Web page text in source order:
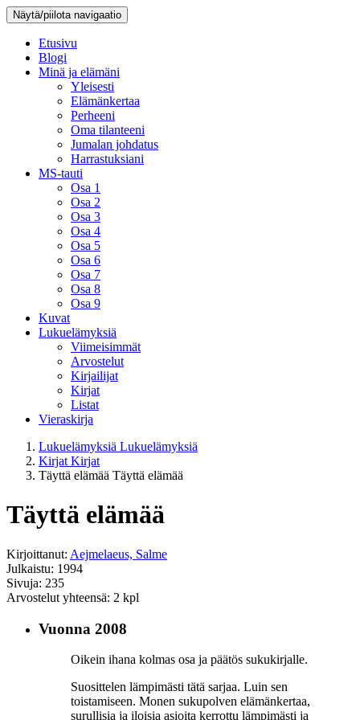
Näytä/piilota navigaatio
Etusivu
Blogi
Minä ja elämäni
Yleisesti
Elämänkertaa
Perheeni
Oma tilanteeni
Jumalan johdatus
Harrastuksiani
MS-tauti
Osa 1
Osa 2
Osa 3
Osa 4
Osa 5
Osa 6
Osa 7
Osa 8
Osa 9
Kuvat
Lukuelämyksiä
Viimeisimmät
Arvostelut
Kirjailijat
Kirjat
Listat
Vieraskirja
Lukuelämyksiä Lukuelämyksiä
Kirjat Kirjat
Täyttä elämää Täyttä elämää
Täyttä elämää
Kirjoittanut: Aejmelaeus, Salme
Julkaistu: 1994
Sivuja: 235
Arvostelut yhteensä: 2 kpl
Vuonna 2008
Oikein ihana kolmas osa ja päätös sukukirjalle.
Suosittelen lämpimästi tätä sarjaa. Luin sen
toistamiseen. Monen sukupolven elämänkertaa,
surullisia ja iloisia asioita kerrottu lämpimästi ja